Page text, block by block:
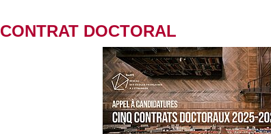
CONTRAT DOCTORAL